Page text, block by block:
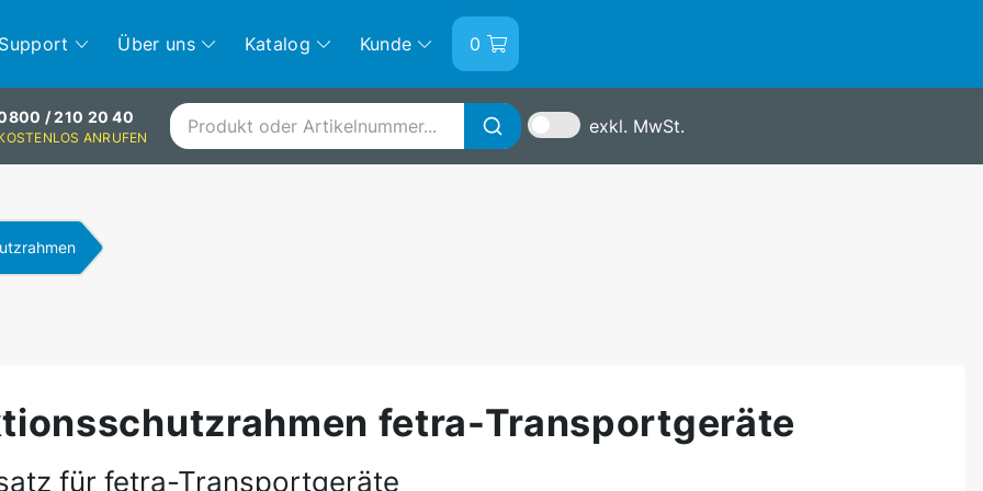
Über uns Katalog Kunde
Anmelden
0
/ 210 20 40
ANRUFEN
exkl. MwSt.
fetra-Transportgeräte
für fetra-Transportgeräte